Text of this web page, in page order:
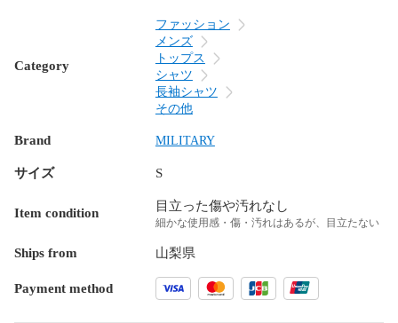
Category
ファッション
メンズ
トップス
シャツ
長袖シャツ
その他
Brand MILITARY
サイズ S
Item condition 目立った傷や汚れなし
細かな使用感・傷・汚れはあるが、目立たない
Ships from 山梨県
Payment method